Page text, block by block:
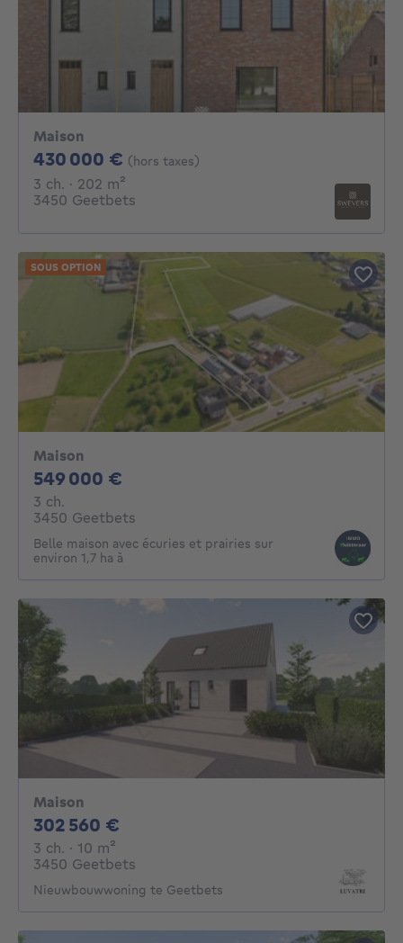
Maison
430 000 € 430000€
(hors taxes)
3 ch. 3 chambres
· 202 m²
3450 Geetbets
Maison
549 000 €
3 ch.
3450 Geetbets
Belle maison avec écuries et prairies sur
environ 1,7 ha à
SOUS OPTION
Maison
302 560 €
3 ch. 3 chambres
· 10 m²
3450 Geetbets
Nieuwbouwwoning te Geetbets